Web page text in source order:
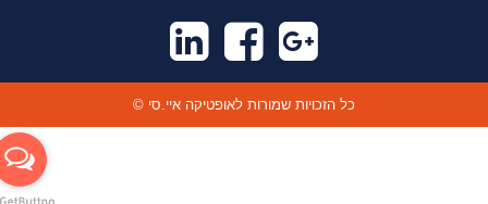
© כל הזכויות שמורות לאופטיקה איי.סי